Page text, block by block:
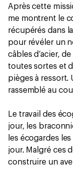
Après cette
me montrent le
récupérés dans
pour révéler un
câbles d’acier,
toutes sortes et
pièges à ressort.
rassemblé au
Le travail des
jour, les
les écogardes
jour. Malgré ces
construire un